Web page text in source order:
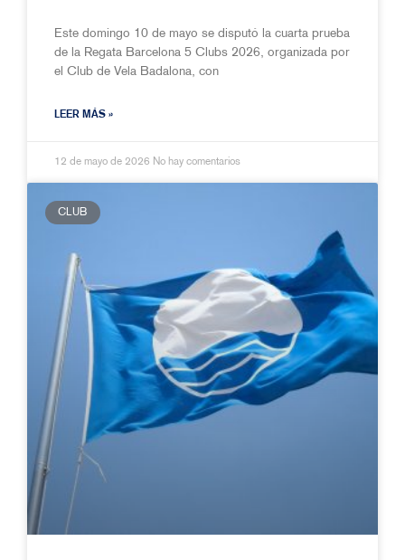
Este domingo 10 de mayo se disputó la cuarta prueba
de la Regata Barcelona 5 Clubs 2026, organizada por
el Club de Vela Badalona, ​​con
LEER MÁS »
12 de mayo de 2026 No hay comentarios
CLUB